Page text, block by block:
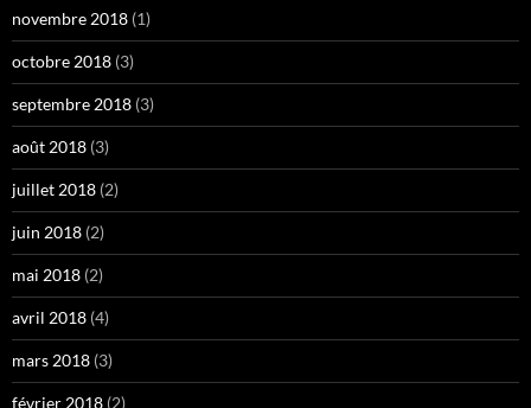
novembre 2018 (1)
octobre 2018 (3)
septembre 2018 (3)
août 2018 (3)
juillet 2018 (2)
juin 2018 (2)
mai 2018 (2)
avril 2018 (4)
mars 2018 (3)
février 2018 (2)